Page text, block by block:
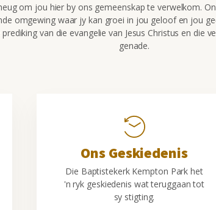
om jou hier by ons gemeenskap te verwelkom.
omgewing waar jy kan groei in jou geloof en jou
van die evangelie van Jesus Christus en die
genade.
Ons Geskiedenis
Die Baptistekerk Kempton Park het
'n ryk geskiedenis wat teruggaan tot
sy stigting.